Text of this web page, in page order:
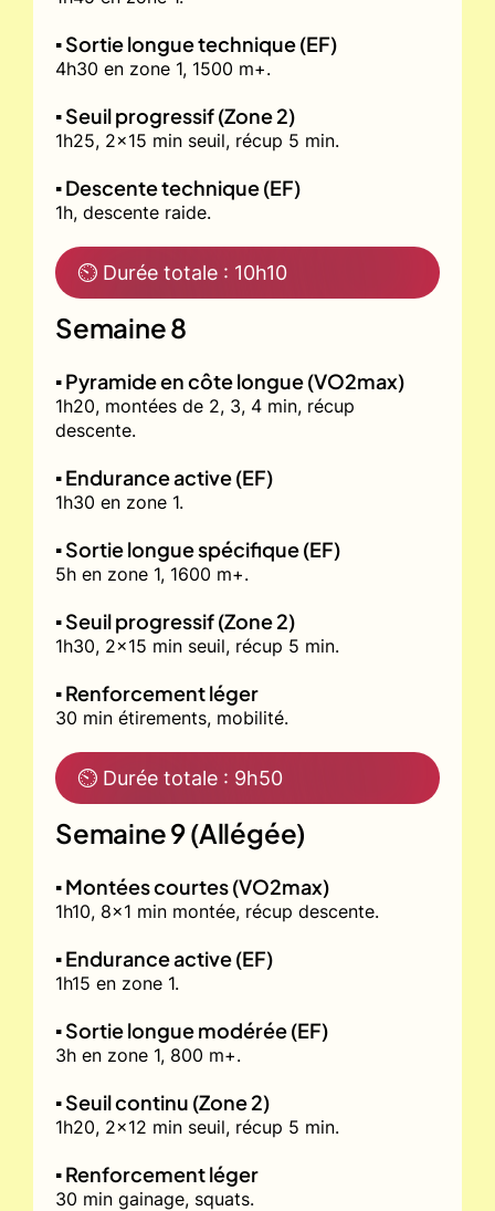
▪️ Sortie longue technique (EF)
4h30 en zone 1, 1500 m+.
▪️ Seuil progressif (Zone 2)
1h25, 2x15 min seuil, récup 5 min.
▪️ Descente technique (EF)
1h, descente raide.
⏲ Durée totale : 10h10
Semaine 8
▪️ Pyramide en côte longue (VO2max)
1h20, montées de 2, 3, 4 min, récup
descente.
▪️ Endurance active (EF)
1h30 en zone 1.
▪️ Sortie longue spécifique (EF)
5h en zone 1, 1600 m+.
▪️ Seuil progressif (Zone 2)
1h30, 2x15 min seuil, récup 5 min.
▪️ Renforcement léger
30 min étirements, mobilité.
⏲ Durée totale : 9h50
Semaine 9 (Allégée)
▪️ Montées courtes (VO2max)
1h10, 8x1 min montée, récup descente.
▪️ Endurance active (EF)
1h15 en zone 1.
▪️ Sortie longue modérée (EF)
3h en zone 1, 800 m+.
▪️ Seuil continu (Zone 2)
1h20, 2x12 min seuil, récup 5 min.
▪️ Renforcement léger
30 min gainage, squats.